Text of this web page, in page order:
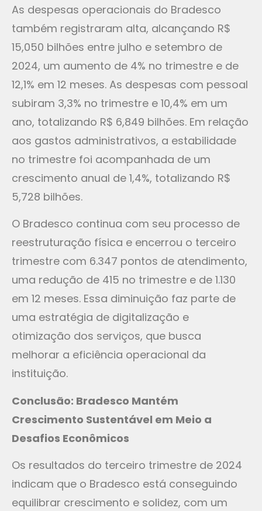
As despesas operacionais do Bradesco
também registraram alta, alcançando R$
15,050 bilhões entre julho e setembro de
2024, um aumento de 4% no trimestre e de
12,1% em 12 meses. As despesas com pessoal
subiram 3,3% no trimestre e 10,4% em um
ano, totalizando R$ 6,849 bilhões. Em relação
aos gastos administrativos, a estabilidade
no trimestre foi acompanhada de um
crescimento anual de 1,4%, totalizando R$
5,728 bilhões.
O Bradesco continua com seu processo de
reestruturação física e encerrou o terceiro
trimestre com 6.347 pontos de atendimento,
uma redução de 415 no trimestre e de 1.130
em 12 meses. Essa diminuição faz parte de
uma estratégia de digitalização e
otimização dos serviços, que busca
melhorar a eficiência operacional da
instituição.
Conclusão: Bradesco Mantém
Crescimento Sustentável em Meio a
Desafios Econômicos
Os resultados do terceiro trimestre de 2024
indicam que o Bradesco está conseguindo
equilibrar crescimento e solidez, com um